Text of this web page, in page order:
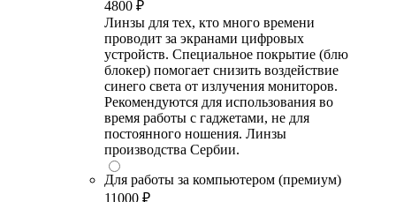
4800 ₽
Линзы для тех, кто много времени
проводит за экранами цифровых
устройств. Специальное покрытие (блю
блокер) помогает снизить воздействие
синего света от излучения мониторов.
Рекомендуются для использования во
время работы с гаджетами, не для
постоянного ношения. Линзы
производства Сербии.
Для работы за компьютером (премиум)
11000 ₽